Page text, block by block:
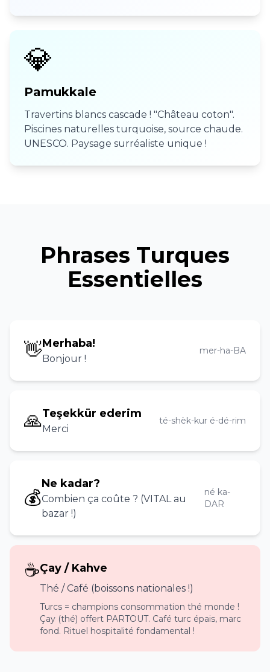
💎
Pamukkale
Travertins blancs cascade ! "Château coton".
Piscines naturelles turquoise, source chaude.
UNESCO. Paysage surréaliste unique !
Phrases Turques
Essentielles
👋Merhaba!
Bonjour !
mer-ha-BA
🙏Teşekkür ederim
Merci
té-shèk-kur é-dé-rim
💰
Ne kadar?
Combien ça coûte ? (VITAL au
bazar !)
né ka-
DAR
☕Çay / Kahve
Thé / Café (boissons nationales !)
Turcs = champions consommation thé monde !
Çay (thé) offert PARTOUT. Café turc épais, marc
fond. Rituel hospitalité fondamental !